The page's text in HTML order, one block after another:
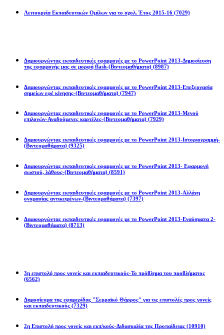
Λειτουργία Εκπαιδευτικών Ομίλων για το σχολ. Έτος 2015-16 (7029)
Δημιουργώντας εκπαιδευτικές εφαρμογές με το PowerPoint 2013-Δημοσίευση
της εφαρμογής μας σε μορφή flash-(Βιντεομαθήματα) (8987)
Δημιουργώντας εκπαιδευτικές εφαρμογές με το PowerPoint 2013-Επεξεργασία
σημείων εφέ κίνησης-(Βιντεομαθήματα) (7947)
Δημιουργώντας εκπαιδευτικές εφαρμογές με το PowerPoint 2013-Μενού
επιλογών-Αναδυόμενες καρτέλες-(Βιντεομαθήματα) (7929)
Δημιουργώντας εκπαιδευτικές εφαρμογές με το PowerPoint 2013-Ιστοριογραμμή-
(Βιντεομαθήματα) (9325)
Δημιουργώντας εκπαιδευτικές εφαρμογές με το PowerPoint 2013- Εφαρμογή
σωστού, λάθους-(Βιντεομαθήματα) (8591)
Δημιουργώντας εκπαιδευτικές εφαρμογές με το PowerPoint 2013-Αλλάγη
ονομασίας αντικειμένων-(Βιντεομαθήματα) (7397)
Δημιουργώντας εκπαιδευτικές εφαρμογές με το PowerPoint 2013-Εναύσματα 2-
(Βιντεομαθήματα) (8713)
3η επιστολή προς γονείς και εκπαιδευτικούς-Το πρόβλημα του προβλήματος
(6562)
Δημοσίευμα της εφημερίδας "Σερραϊκό Θάρρος" για τις επιστολές προς γονείς
και εκπαιδευτικούς (7329)
2η Eπιστολή προς γονείς και εκπ/κούς-Διδασκαλία της Προπαίδειας (10910)